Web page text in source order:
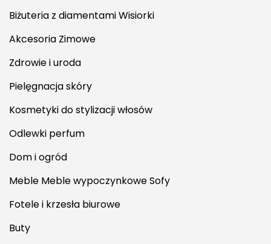
Biżuteria z diamentami Wisiorki
Akcesoria Zimowe
Zdrowie i uroda
Pielęgnacja skóry
Kosmetyki do stylizacji włosów
Odlewki perfum
Dom i ogród
Meble Meble wypoczynkowe Sofy
Fotele i krzesła biurowe
Buty